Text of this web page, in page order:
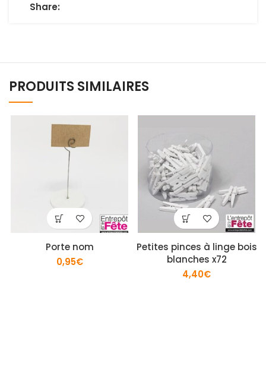
Share:
PRODUITS SIMILAIRES
Porte nom
0,95€
Petites pinces à linge bois
blanches x72
4,40€